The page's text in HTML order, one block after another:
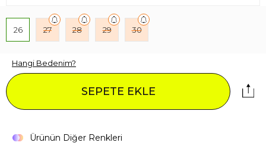
26 27 28 29 30
Hangi Bedenim?
SEPETE EKLE
Ürünün Diğer Renkleri